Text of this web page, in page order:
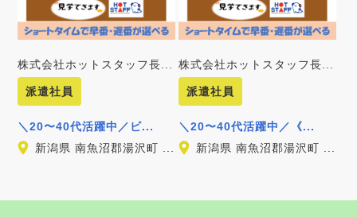
株式会社ホットスタッフ長...
派遣社員
＼20〜40代活躍中／ビ...
新潟県 南魚沼郡湯沢町 ...
株式会社ホットスタッフ長...
派遣社員
＼20〜40代活躍中／《...
新潟県 南魚沼郡湯沢町 ...